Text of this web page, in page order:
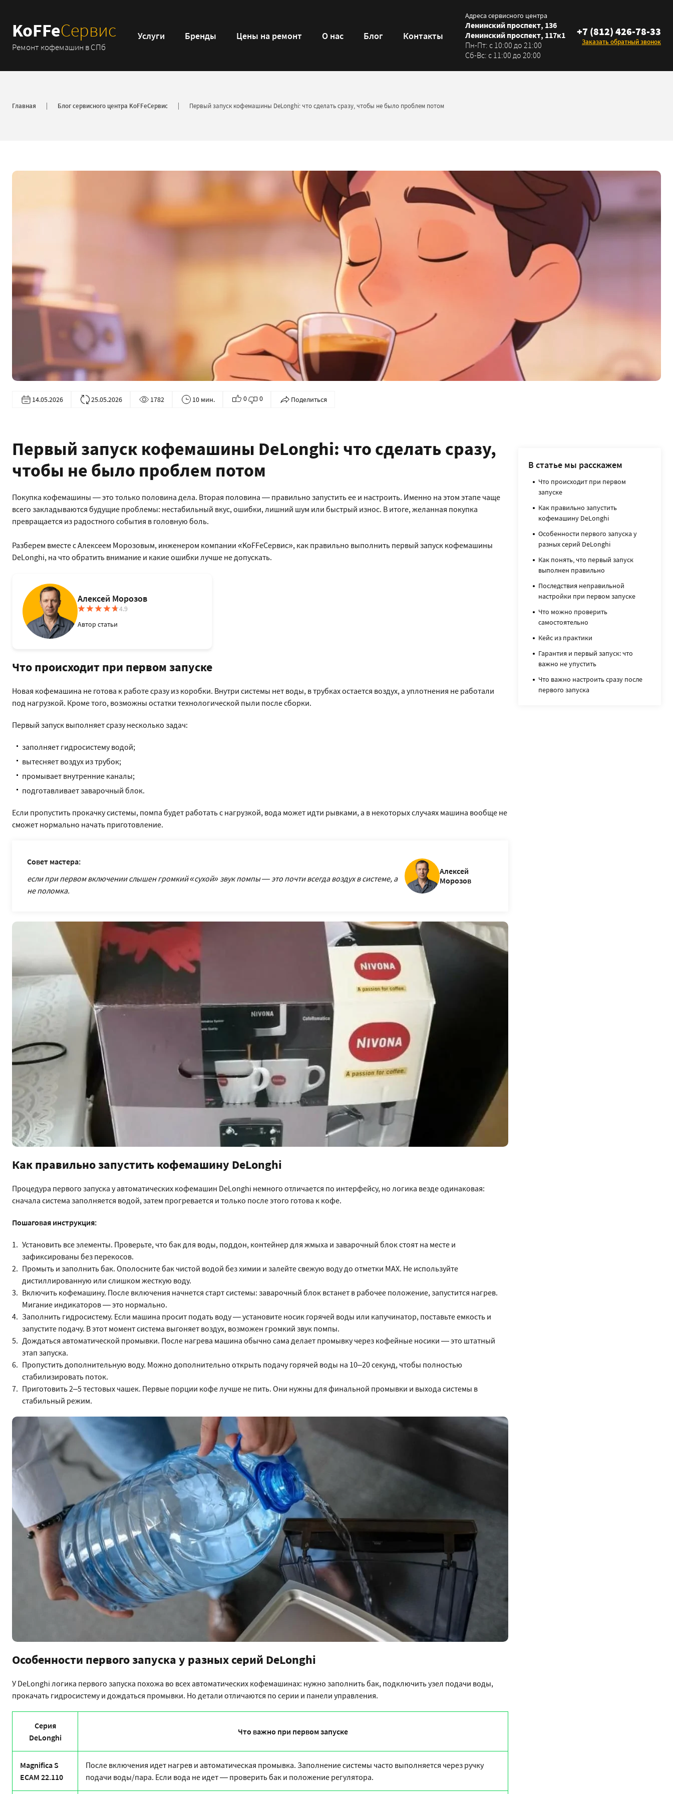
KoFFeСервис
Ремонт кофемашин в СПб
Услуги Бренды Цены на ремонт О нас Блог Контакты
Адреса сервисного центра
Ленинский проспект, 136
Ленинский проспект, 117к1
Пн-Пт: с 10:00 до 21:00
Сб-Вс: с 11:00 до 20:00
+7 (812) 426-78-33
Заказать обратный звонок
Главная Блог сервисного центра KoFFeСервис Первый запуск кофемашины DeLonghi: что сделать сразу, чтобы не было проблем потом
14.05.2026 25.05.2026 1782 10 мин. 0 0 Поделиться
Первый запуск кофемашины DeLonghi: что сделать сразу,
чтобы не было проблем потом
Покупка кофемашины — это только половина дела. Вторая половина — правильно запустить ее и настроить. Именно на этом этапе чаще
всего закладываются будущие проблемы: нестабильный вкус, ошибки, лишний шум или быстрый износ. В итоге, желанная покупка
превращается из радостного события в головную боль.
Разберем вместе с Алексеем Морозовым, инженером компании «KoFFeСервис», как правильно выполнить первый запуск кофемашины
DeLonghi, на что обратить внимание и какие ошибки лучше не допускать.
Алексей Морозов
4.9
Автор статьи
Что происходит при первом запуске
Новая кофемашина не готова к работе сразу из коробки. Внутри системы нет воды, в трубках остается воздух, а уплотнения не работали
под нагрузкой. Кроме того, возможны остатки технологической пыли после сборки.
Первый запуск выполняет сразу несколько задач:
заполняет гидросистему водой;
вытесняет воздух из трубок;
промывает внутренние каналы;
подготавливает заварочный блок.
Если пропустить прокачку системы, помпа будет работать с нагрузкой, вода может идти рывками, а в некоторых случаях машина вообще не
сможет нормально начать приготовление.
Совет мастера:
если при первом включении слышен громкий «сухой» звук помпы — это почти всегда воздух в системе, а
не поломка.
Алексей
Морозов
Как правильно запустить кофемашину DeLonghi
Процедура первого запуска у автоматических кофемашин DeLonghi немного отличается по интерфейсу, но логика везде одинаковая:
сначала система заполняется водой, затем прогревается и только после этого готова к кофе.
Пошаговая инструкция:
Установить все элементы. Проверьте, что бак для воды, поддон, контейнер для жмыха и заварочный блок стоят на месте и
зафиксированы без перекосов.
Промыть и заполнить бак. Ополосните бак чистой водой без химии и залейте свежую воду до отметки MAX. Не используйте
дистиллированную или слишком жесткую воду.
Включить кофемашину. После включения начнется старт системы: заварочный блок встанет в рабочее положение, запустится нагрев.
Мигание индикаторов — это нормально.
Заполнить гидросистему. Если машина просит подать воду — установите носик горячей воды или капучинатор, поставьте емкость и
запустите подачу. В этот момент система выгоняет воздух, возможен громкий звук помпы.
Дождаться автоматической промывки. После нагрева машина обычно сама делает промывку через кофейные носики — это штатный
этап запуска.
Пропустить дополнительную воду. Можно дополнительно открыть подачу горячей воды на 10–20 секунд, чтобы полностью
стабилизировать поток.
Приготовить 2–5 тестовых чашек. Первые порции кофе лучше не пить. Они нужны для финальной промывки и выхода системы в
стабильный режим.
Особенности первого запуска у разных серий DeLonghi
У DeLonghi логика первого запуска похожа во всех автоматических кофемашинах: нужно заполнить бак, подключить узел подачи воды,
прокачать гидросистему и дождаться промывки. Но детали отличаются по серии и панели управления.
Серия
DeLonghi
Что важно при первом запуске
Magnifica S
ECAM 22.110
После включения идет нагрев и автоматическая промывка. Заполнение системы часто выполняется через ручку
подачи воды/пара. Если вода не идет — проверить бак и положение регулятора.
В статье мы расскажем
Что происходит при первом
запуске
Как правильно запустить
кофемашину DeLonghi
Особенности первого запуска у
разных серий DeLonghi
Как понять, что первый запуск
выполнен правильно
Последствия неправильной
настройки при первом запуске
Что можно проверить
самостоятельно
Кейс из практики
Гарантия и первый запуск: что
важно не упустить
Что важно настроить сразу после
первого запуска